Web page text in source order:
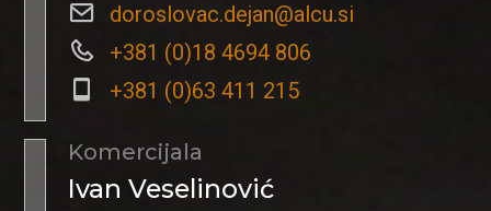
doroslovac.dejan@alcu.si
+381 (0)18 4694 806
+381 (0)63 411 215
Komercijala
Ivan Veselinović